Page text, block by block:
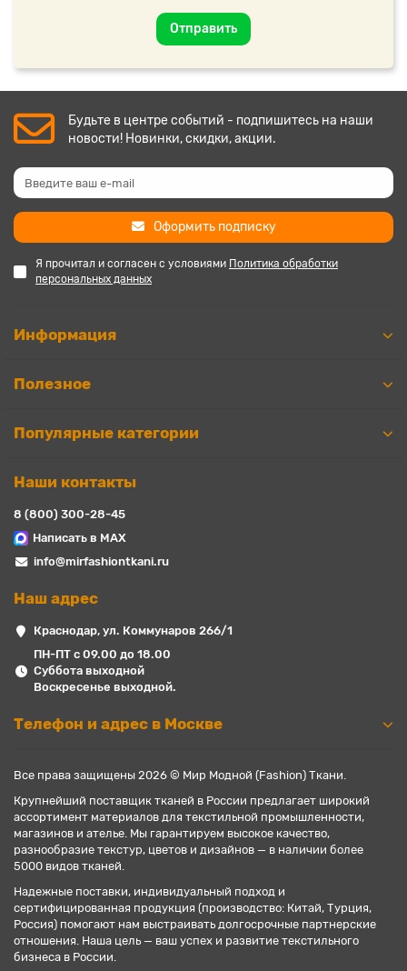
Отправить
Будьте в центре событий - подпишитесь на наши
новости! Новинки, скидки, акции.
Оформить подписку
Я прочитал и согласен с условиями Политика обработки
персональных данных
Информация
Полезное
Популярные категории
Наши контакты
8 (800) 300-28-45
Написать в MAX
info@mirfashiontkani.ru
Наш адрес
Краснодар, ул. Коммунаров 266/1
ПН-ПТ с 09.00 до 18.00
Суббота выходной
Воскресенье выходной.
Телефон и адрес в Москве
Все права защищены 2026 © Мир Модной (Fashion) Ткани.
Крупнейший поставщик тканей в России предлагает широкий
ассортимент материалов для текстильной промышленности,
магазинов и ателье. Мы гарантируем высокое качество,
разнообразие текстур, цветов и дизайнов — в наличии более
5000 видов тканей.
Надежные поставки, индивидуальный подход и
сертифицированная продукция (производство: Китай, Турция,
Россия) помогают нам выстраивать долгосрочные партнерские
отношения. Наша цель — ваш успех и развитие текстильного
бизнеса в России.